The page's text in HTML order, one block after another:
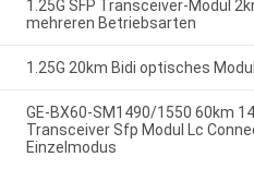
1.25G SFP Transceiver-Modul
mehreren Betriebsarten
1.25G 20km Bidi optisches
GE-BX60-SM1490/1550 60km
Transceiver Sfp Modul Lc
Einzelmodus